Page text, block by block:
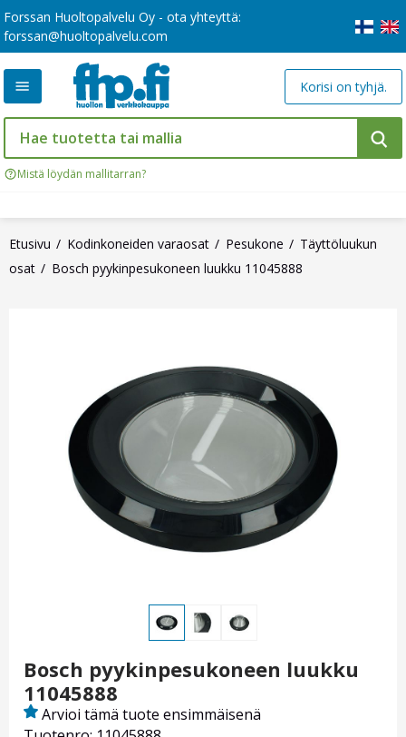
Forssan Huoltopalvelu Oy - ota yhteyttä:
forssan@huoltopalvelu.com
Mistä löydän mallitarran?
Korisi on tyhjä.
Etusivu Kodinkoneiden varaosat Pesukone
Täyttöluukun
osat
Bosch pyykinpesukoneen luukku 11045888
Bosch pyykinpesukoneen luukku
11045888
Arvioi tämä tuote ensimmäisenä